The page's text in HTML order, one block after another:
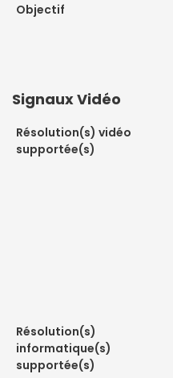
Objectif
Signaux Vidéo
Résolution(s) vidéo
supportée(s)
Résolution(s)
informatique(s)
supportée(s)